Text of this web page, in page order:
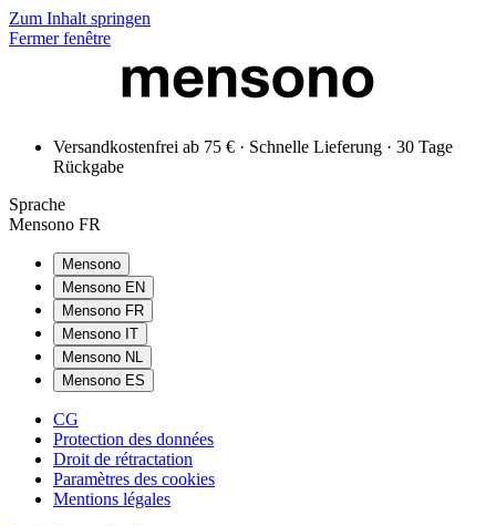
Zum Inhalt springen
Fermer fenêtre
Versandkostenfrei ab 75 € · Schnelle Lieferung · 30 Tage
Rückgabe
Sprache
Mensono FR
Mensono
Mensono EN
Mensono FR
Mensono IT
Mensono NL
Mensono ES
CG
Protection des données
Droit de rétractation
Paramètres des cookies
Mentions légales